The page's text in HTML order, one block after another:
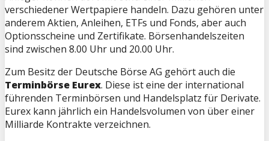
verschiedener Wertpapiere handeln. Dazu gehören unter
anderem Aktien, Anleihen, ETFs und Fonds, aber auch
Optionsscheine und Zertifikate. Börsenhandelszeiten
sind zwischen 8.00 Uhr und 20.00 Uhr.
Zum Besitz der Deutsche Börse AG gehört auch die
Terminbörse Eurex. Diese ist eine der international
führenden Terminbörsen und Handelsplatz für Derivate.
Eurex kann jährlich ein Handelsvolumen von über einer
Milliarde Kontrakte verzeichnen.